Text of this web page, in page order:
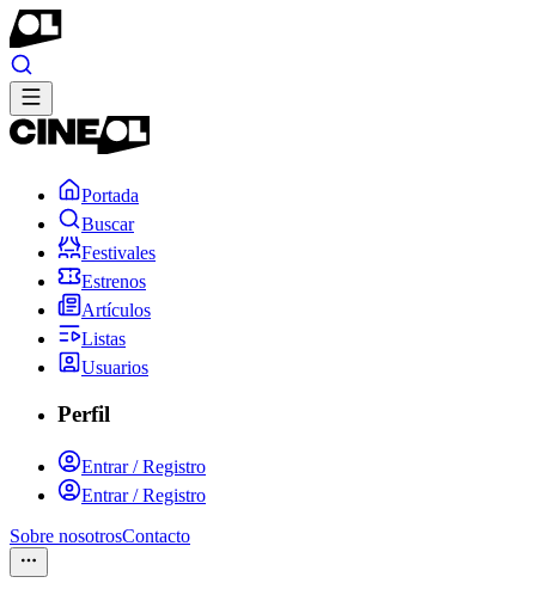
Portada
Buscar
Festivales
Estrenos
Artículos
Listas
Usuarios
Perfil
Entrar / Registro
Entrar / Registro
Sobre nosotrosContacto